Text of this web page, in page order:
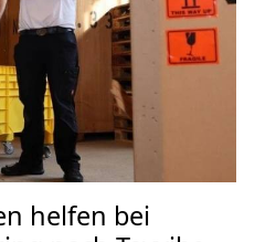
helfen bei